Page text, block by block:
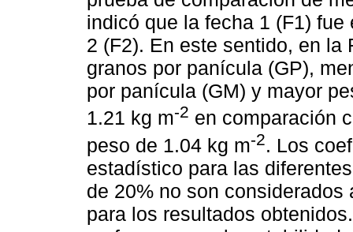
indicó que la fecha 1 (F1)
2 (F2). En este sentido, en la
granos por panícula (GP),
por panícula (GM) y mayor
1.21 kg m-2 en comparación
peso de 1.04 kg m-2. Los
estadístico para las
de 20% no son
para los resultados